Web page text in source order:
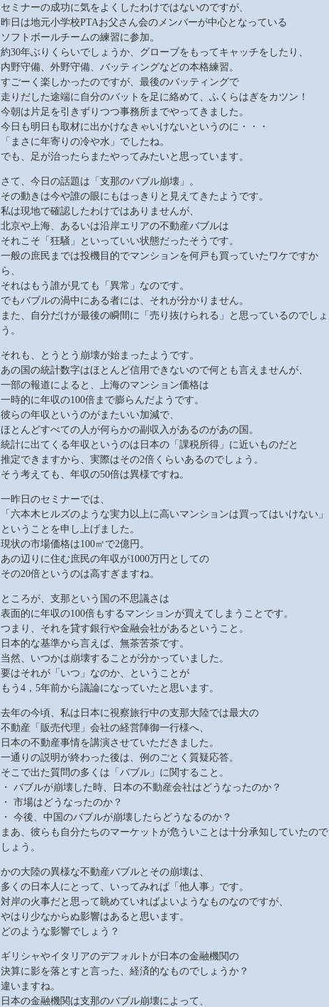
セミナーの成功に気をよくしたわけではないのですが、
昨日は地元小学校PTAお父さん会のメンバーが中心となっている
ソフトボールチームの練習に参加。
約30年ぶりくらいでしょうか、グローブをもってキャッチをしたり、
内野守備、外野守備、バッティングなどの本格練習。
すごーく楽しかったのですが、最後のバッティングで
走りだした途端に自分のバットを足に絡めて、ふくらはぎをカツン！
今朝は片足を引きずりつつ事務所までやってきました。
今日も明日も取材に出かけなきゃいけないというのに・・・
「まさに年寄りの冷や水」でしたね。
でも、足が治ったらまたやってみたいと思っています。
さて、今日の話題は「支那のバブル崩壊」。
その動きは今や誰の眼にもはっきりと見えてきたようです。
私は現地で確認したわけではありませんが、
北京や上海、あるいは沿岸エリアの不動産バブルは
それこそ「狂騒」といっていい状態だったそうです。
一般の庶民までは投機目的でマンションを何戸も買っていたワケですか
ら、
それはもう誰が見ても「異常」なのです。
でもバブルの渦中にある者には、それが分かりません。
また、自分だけが最後の瞬間に「売り抜けられる」と思っているのでしょ
う。
それも、とうとう崩壊が始まったようです。
あの国の統計数字はほとんど信用できないので何とも言えませんが、
一部の報道によると、上海のマンション価格は
一時的に年収の100倍まで膨らんだようです。
彼らの年収というのがまたいい加減で、
ほとんどすべての人が何らかの副収入があるのがあの国。
統計に出てくる年収というのは日本の「課税所得」に近いものだと
推定できますから、実際はその2倍くらいあるのでしょう。
そう考えても、年収の50倍は異様ですね。
一昨日のセミナーでは、
「六本木ヒルズのような実力以上に高いマンションは買ってはいけない」
ということを申し上げました。
現状の市場価格は100㎡で2億円。
あの辺りに住む庶民の年収が1000万円としての
その20倍というのは高すぎますね。
ところが、支那という国の不思議さは
表面的に年収の100倍もするマンションが買えてしまうことです。
つまり、それを貸す銀行や金融会社があるということ。
日本的な基準から言えば、無茶苦茶です。
当然、いつかは崩壊することが分かっていました。
要はそれが「いつ」なのか、ということが
もう4，5年前から議論になっていたと思います。
去年の今頃、私は日本に視察旅行中の支那大陸では最大の
不動産「販売代理」会社の経営陣御一行様へ、
日本の不動産事情を講演させていただきました。
一通りの説明が終わった後は、例のごとく質疑応答。
そこで出た質問の多くは「バブル」に関すること。
・ バブルが崩壊した時、日本の不動産会社はどうなったのか？
・ 市場はどうなったのか？
・ 今後、中国のバブルが崩壊したらどうなるのか？
まあ、彼らも自分たちのマーケットが危ういことは十分承知していたので
しょう。
かの大陸の異様な不動産バブルとその崩壊は、
多くの日本人にとって、いってみれば「他人事」です。
対岸の火事だと思って眺めていればよいようなものなのですが、
やはり少なからぬ影響はあると思います。
どのような影響でしょう？
ギリシャやイタリアのデフォルトが日本の金融機関の
決算に影を落とすと言った、経済的なものでしょうか？
違いますね。
日本の金融機関は支那のバブル崩壊によって、